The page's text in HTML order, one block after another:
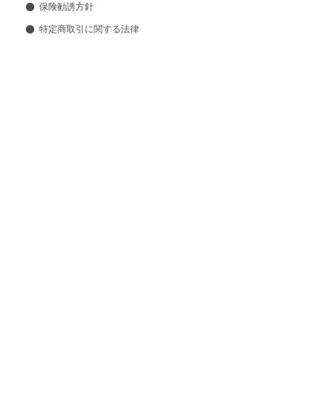
保険勧誘方針
特定商取引に関する法律